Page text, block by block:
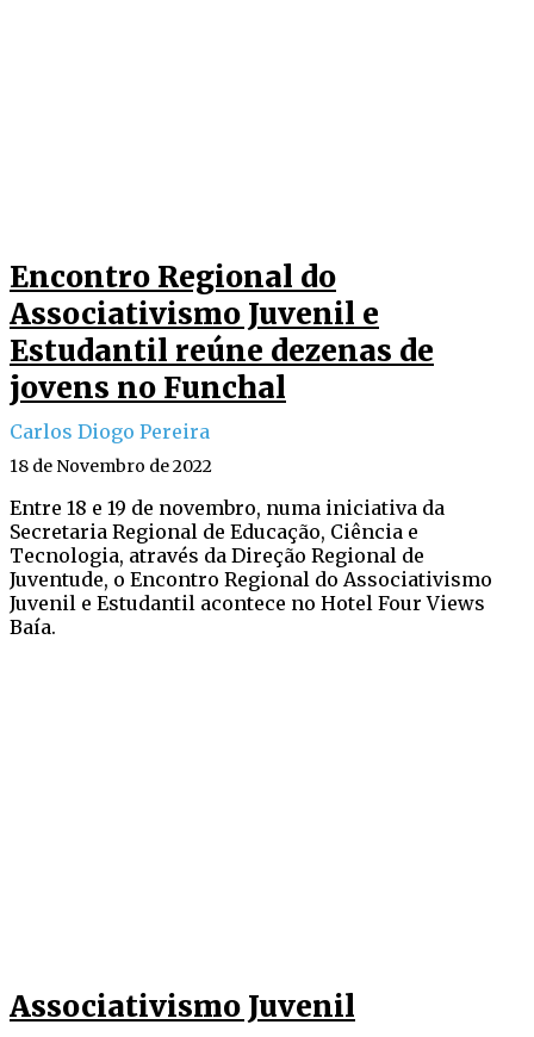
Encontro Regional do
Associativismo Juvenil e
Estudantil reúne dezenas de
jovens no Funchal
Carlos Diogo Pereira
18 de Novembro de 2022
Entre 18 e 19 de novembro, numa iniciativa da
Secretaria Regional de Educação, Ciência e
Tecnologia, através da Direção Regional de
Juventude, o Encontro Regional do Associativismo
Juvenil e Estudantil acontece no Hotel Four Views
Baía.
Associativismo Juvenil